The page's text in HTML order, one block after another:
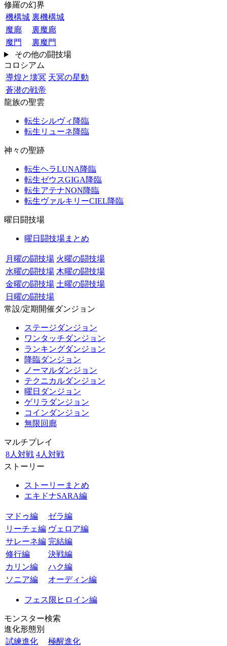
修羅の幻界
機構城 裏機構城
魔廊
裏魔廊
魔門
裏魔門
その他の闘技場
コロシアム
導煌と壊冥 天冥の星動
蒼潜の戦帝
龍族の聖雲
転生シルヴィ降臨
転生リューネ降臨
神々の聖跡
転生ヘラLUNA降臨
転生ゼウスGIGA降臨
転生アテナNON降臨
転生ヴァルキリーCIEL降臨
曜日闘技場
曜日闘技場まとめ
月曜の闘技場 火曜の闘技場
水曜の闘技場 木曜の闘技場
金曜の闘技場 土曜の闘技場
日曜の闘技場
常設/定期開催ダンジョン
ステージダンジョン
ワンタッチダンジョン
ランキングダンジョン
降臨ダンジョン
ノーマルダンジョン
テクニカルダンジョン
曜日ダンジョン
ゲリラダンジョン
コインダンジョン
無限回廊
マルチプレイ
8人対戦 4人対戦
ストーリー
ストーリーまとめ
エキドナSARA編
マドゥ編
ゼラ編
リーチェ編 ヴェロア編
サレーネ編 完結編
修行編
決戦編
カリン編
ハク編
ソニア編
オーディン編
フェス限ヒロイン編
モンスター検索
進化形態別
試練進化
極醒進化